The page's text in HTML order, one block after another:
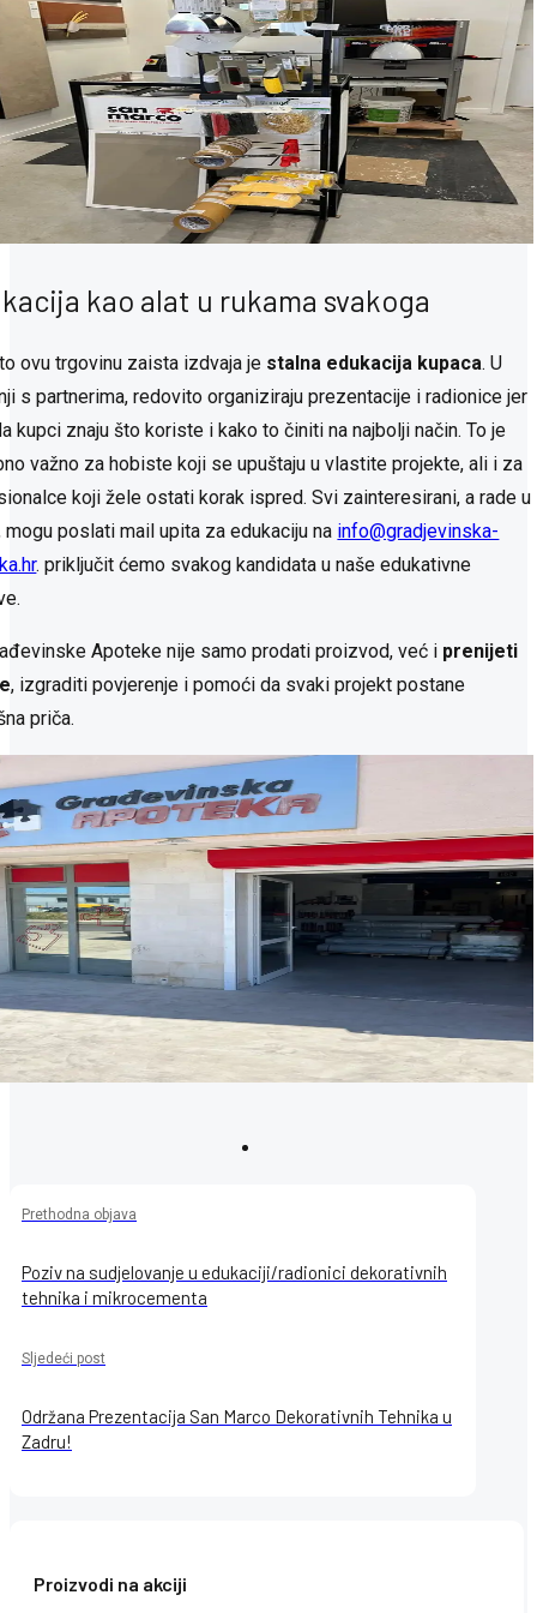
kao alat u rukama svakoga
ovu trgovinu zaista izdvaja je stalna edukacija kupaca. U
s partnerima, redovito organiziraju prezentacije i radionice jer
kupci znaju što koriste i kako to činiti na najbolji način. To je
važno za hobiste koji se upuštaju u vlastite projekte, ali i za
koji žele ostati korak ispred. Svi zainteresirani, a rade u
mogu poslati mail upita za edukaciju na info@gradjevinska-
. priključit ćemo svakog kandidata u naše edukativne
Apoteke nije samo prodati proizvod, već i prenijeti
, izgraditi povjerenje i pomoći da svaki projekt postane
priča.
Prethodna objava
Poziv na sudjelovanje u edukaciji/radionici dekorativnih
tehnika i mikrocementa
Sljedeći post
Održana Prezentacija San Marco Dekorativnih Tehnika u
Zadru!
Proizvodi na akciji